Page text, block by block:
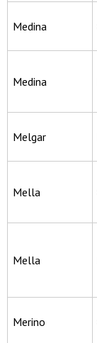
Medina
Medina
Melgar
Mella
Mella
Merino